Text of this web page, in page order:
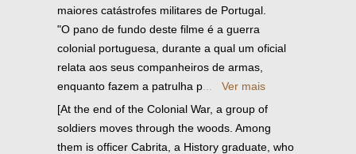
maiores catástrofes militares de Portugal.
"O pano de fundo deste filme é a guerra
colonial portuguesa, durante a qual um oficial
relata aos seus companheiros de armas,
enquanto fazem a patrulha p
Ver mais
[At the end of the Colonial War, a group of
soldiers moves through the woods. Among
them is officer Cabrita, a History graduate, who